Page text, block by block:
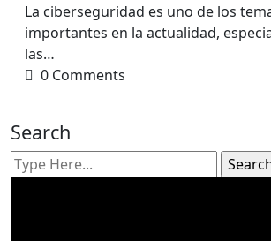
La ciberseguridad es uno de los
importantes en la actualidad,
las…
0 Comments
Search